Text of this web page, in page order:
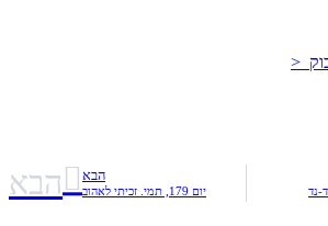
<
הבא
יום 179, תמי. זכיתי לאהוב הבא